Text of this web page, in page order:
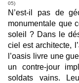
05)
N’est-il pas de
monumentale que
soleil ? Dans le
ciel est architecte,
l’oasis livre une
un contre-jour
soldats vains.